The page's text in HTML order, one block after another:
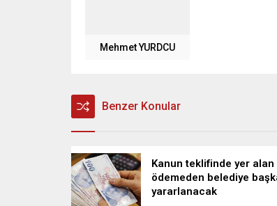
Mehmet YURDCU
Benzer Konular
Kanun teklifinde yer alan
ödemeden belediye
yararlanacak